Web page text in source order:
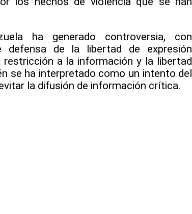
ha generado controversia, con
defensa de la libertad de expresión
a la información y la libertad
se ha interpretado como un intento del
la difusión de información crítica.